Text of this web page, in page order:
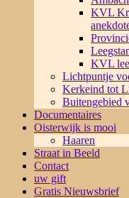
KVL
KVL
Lichtpuntje
Kerkeind tot
Buitengebied
Documentaires
Oisterwijk is mooi
Haaren
Straat in Beeld
Contact
uw gift
Gratis Nieuwsbrief